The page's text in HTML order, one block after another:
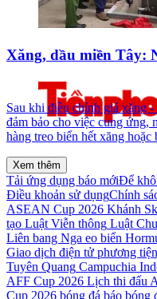
Xăng, dầu miền Tây:
Sau khi điều chỉnh giá xăng
đảm bảo cho việc cung ứng,
hàng treo biển hết xăng
Xem thêm
Tải ứng dụng báo mớiĐể
Điều khoản sử dụngChính
ASEAN Cup 2026 Khánh
tạo Luật Viễn thông Luật
Liên bang Nga eo biển
Giao dịch điện tử phương tiện
Tuyên Quang Campuchia
AFF Cup 2026 Lịch thi đấu
Cup 2026 bóng đá báo bóng